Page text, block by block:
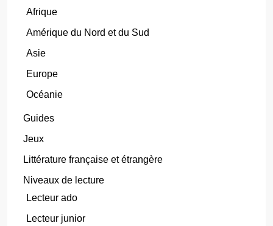
Afrique
Amérique du Nord et du Sud
Asie
Europe
Océanie
Guides
Jeux
Littérature française et étrangère
Niveaux de lecture
Lecteur ado
Lecteur junior